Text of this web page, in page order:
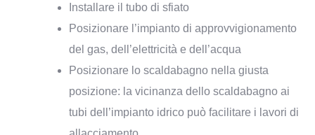
Installare il tubo di sfiato
Posizionare l’impianto di approvvigionamento
del gas, dell’elettricità e dell’acqua
Posizionare lo scaldabagno nella giusta
posizione: la vicinanza dello scaldabagno ai
tubi dell’impianto idrico può facilitare i lavori di